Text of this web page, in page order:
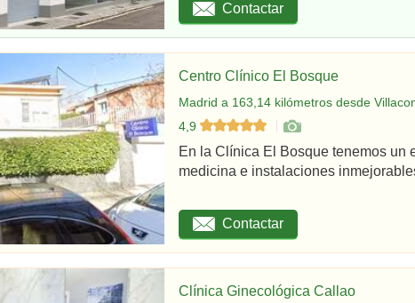
Contactar
Centro Clínico El Bosque
Madrid a 163,14 kilómetros desde
4,9
En la Clínica El Bosque tenemos un
medicina e instalaciones
Contactar
Clínica Ginecológica Callao